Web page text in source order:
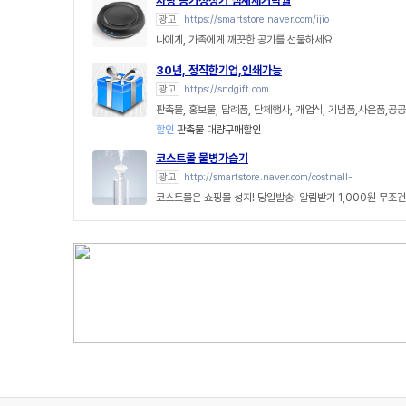
광고 https://smartstore.naver.com/ijio
나에게, 가족에게 깨끗한 공기를 선물하세요
30년, 정직한기업,인쇄가능
광고 https://sndgift.com
판촉물, 홍보물, 답례품, 단체행사, 개업식, 기념품,사은품,공
할인 판촉물 대량구매할인
코스트몰 물병가습기
광고 http://smartstore.naver.com/costmall-
코스트몰은 쇼핑몰 성지! 당일발송! 알림받기 1,000원 무조